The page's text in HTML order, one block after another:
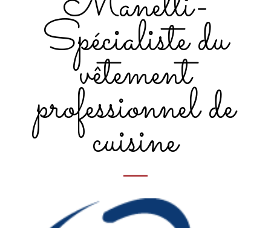
Spécialiste du
vêtement
professionnel de
cuisine